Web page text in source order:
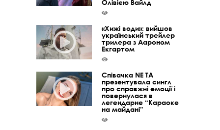
Олівією Вайлд
«Хижі води»: вийшов
український трейлер
трилера з Аароном
Екгартом
Співачка NE TA
презентувала сингл
про справжні емоції і
повернулася в
легендарне “Караоке
на майдані”